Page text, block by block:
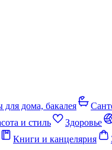
для дома, бакалея
и стиль Здоровье
Книги и канцелярия